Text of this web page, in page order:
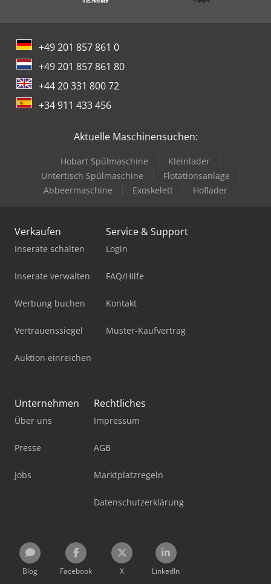
+49 201 857 861 0
+49 201 857 861 80
+44 20 331 800 72
+34 911 433 456
Aktuelle Maschinensuchen:
Hobart Spülmaschine
Kleinlader
Untertisch Spülmaschine
Flotationsanlage
Abbeermaschine
Exoskelett Hoflader
Verkaufen
Inserate schalten
Inserate verwalten
Werbung buchen
Vertrauenssiegel
Auktion einreichen
Service & Support
Login
FAQ/Hilfe
Kontakt
Muster-Kaufvertrag
Unternehmen
Über uns
Presse
Jobs
Rechtliches
Impressum
AGB
Marktplatzregeln
Datenschutzerklärung
Blog Facebook X LinkedIn